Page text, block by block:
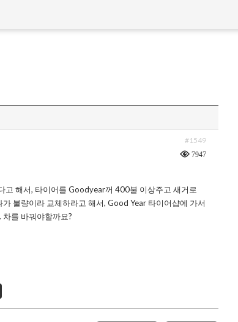
#1549
7947
해서, 타이어를 Goodyear꺼 400불 이상주고 새거로
불량이라 교체하라고 해서, Good Year 타이어샵에 가서
를 바꿔야할까요?